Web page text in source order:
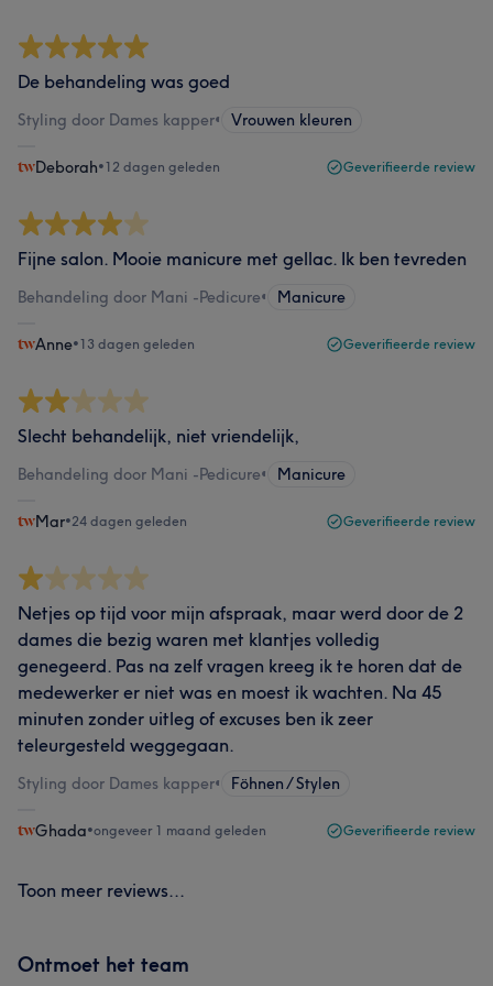
De behandeling was goed
Styling door Dames kapper• Vrouwen kleuren
Deborah•12 dagen geleden Geverifieerde review
Fijne salon. Mooie manicure met gellac. Ik ben tevreden
Behandeling door Mani -Pedicure• Manicure
Anne•13 dagen geleden Geverifieerde review
Slecht behandelijk, niet vriendelijk,
Behandeling door Mani -Pedicure• Manicure
Mar•24 dagen geleden Geverifieerde review
Netjes op tijd voor mijn afspraak, maar werd door de 2
dames die bezig waren met klantjes volledig
genegeerd. Pas na zelf vragen kreeg ik te horen dat de
medewerker er niet was en moest ik wachten. Na 45
minuten zonder uitleg of excuses ben ik zeer
teleurgesteld weggegaan.
Styling door Dames kapper• Föhnen / Stylen
Ghada•ongeveer 1 maand geleden Geverifieerde review
Toon meer reviews...
Ontmoet het team